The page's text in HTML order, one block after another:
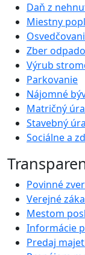
Daň z
Miestny
Zber
Výrub
Parkovanie
Nájomné
Matričný
Stavebný
Sociálne a
Povinné
Verejné
Mestom
Informácie
Predaj